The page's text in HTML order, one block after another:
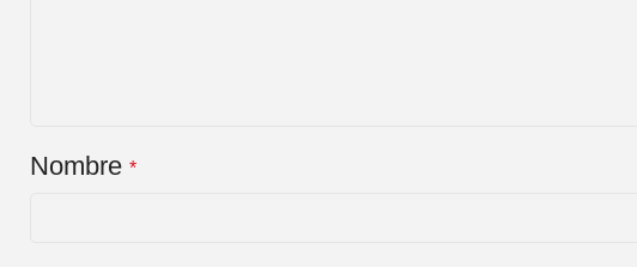
Nombre *